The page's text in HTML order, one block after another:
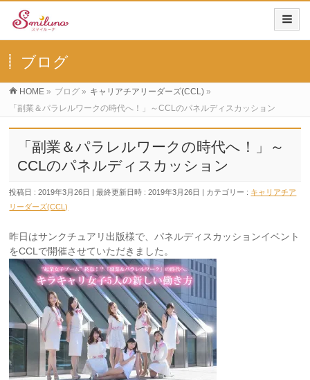
ブログ
HOME » ブログ » キャリアチアリーダーズ(CCL) »
「副業＆パラレルワークの時代へ！」～CCLのパネルディスカッション
「副業＆パラレルワークの時代へ！」～
CCLのパネルディスカッション
投稿日 : 2019年3月26日 最終更新日時 : 2019年3月26日 カテゴリー : キャリアチア
リーダーズ(CCL)
昨日はサンクチュアリ出版様で、パネルディスカッションイベント
をCCLで開催させていただきました。